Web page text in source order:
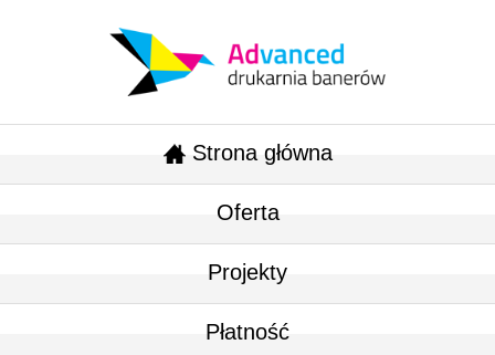
Strona główna
Oferta
Projekty
Płatność